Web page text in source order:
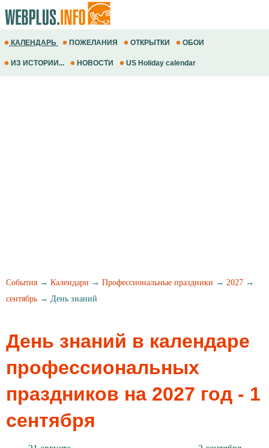
КАЛЕНДАРЬ ПОЖЕЛАНИЯ ОТКРЫТКИ ОБОИ
ИЗ ИСТОРИИ... НОВОСТИ US Holiday calendar
События → Календари → Профессиональные праздники → 2027 →
сентябрь → День знаний
День знаний в календаре
профессиональных
праздников на 2027 год - 1
сентября